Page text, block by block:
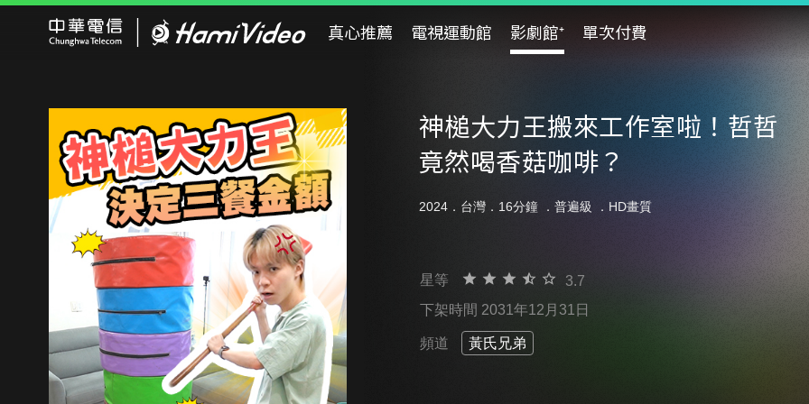
真心推薦 電視運動館 影劇館⁺ 單次付費
神槌大力王搬來工作室啦！哲哲
竟然喝香菇咖啡？
2024．台灣．16分鐘 ． 普遍級 ．HD畫質
星等
3.7
下架時間 2031年12月31日
頻道 黃氏兄弟